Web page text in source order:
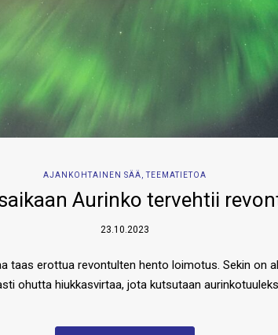
AJANKOHTAINEN SÄÄ ,TEEMATIETOA
Aurinko tervehtii
23.10.2023
taas erottua revontulten hento loimotus. Sekin on
ohutta hiukkasvirtaa, jota kutsutaan